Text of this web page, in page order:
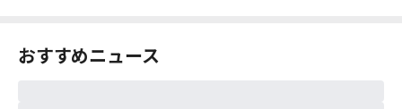
おすすめニュース